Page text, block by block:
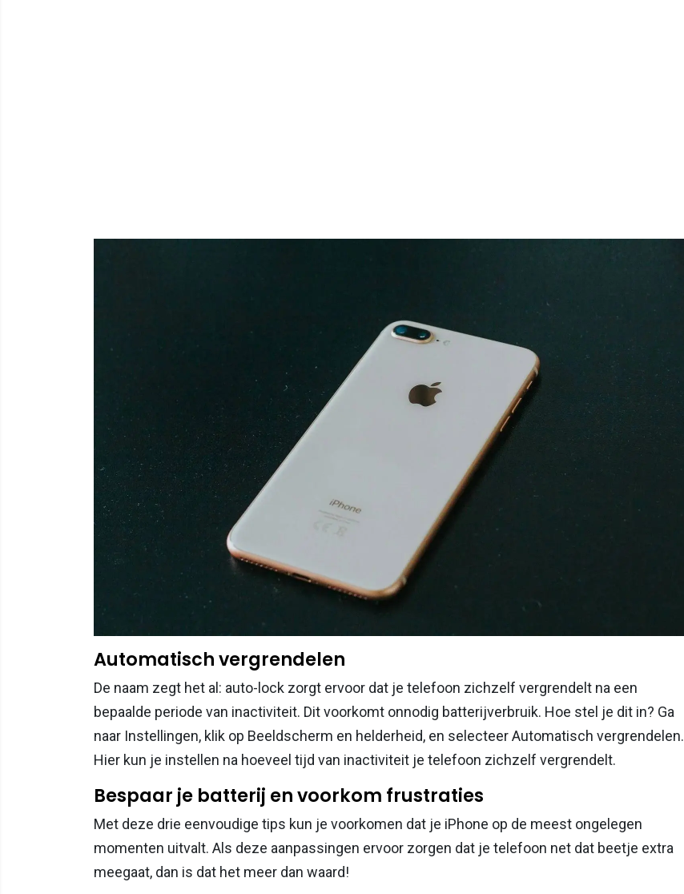
Automatisch vergrendelen
De naam zegt het al: auto-lock zorgt ervoor dat je telefoon zichzelf vergrendelt na een
bepaalde periode van inactiviteit. Dit voorkomt onnodig batterijverbruik. Hoe stel je dit in? Ga
naar Instellingen, klik op Beeldscherm en helderheid, en selecteer Automatisch vergrendelen.
Hier kun je instellen na hoeveel tijd van inactiviteit je telefoon zichzelf vergrendelt.
Bespaar je batterij en voorkom frustraties
Met deze drie eenvoudige tips kun je voorkomen dat je iPhone op de meest ongelegen
momenten uitvalt. Als deze aanpassingen ervoor zorgen dat je telefoon net dat beetje extra
meegaat, dan is dat het meer dan waard!